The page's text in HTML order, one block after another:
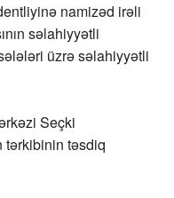
namizəd irəli
səlahiyyətli
üzrə səlahiyyətli
Seçki
tərkibinin təsdiq